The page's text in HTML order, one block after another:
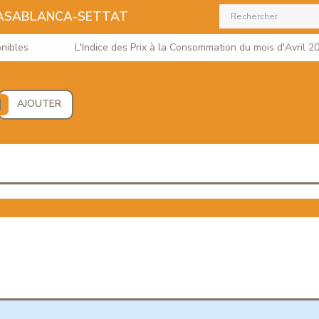
SETTAT
L'Indice des Prix à la Consommation du mois d'Avril
AJOUTER